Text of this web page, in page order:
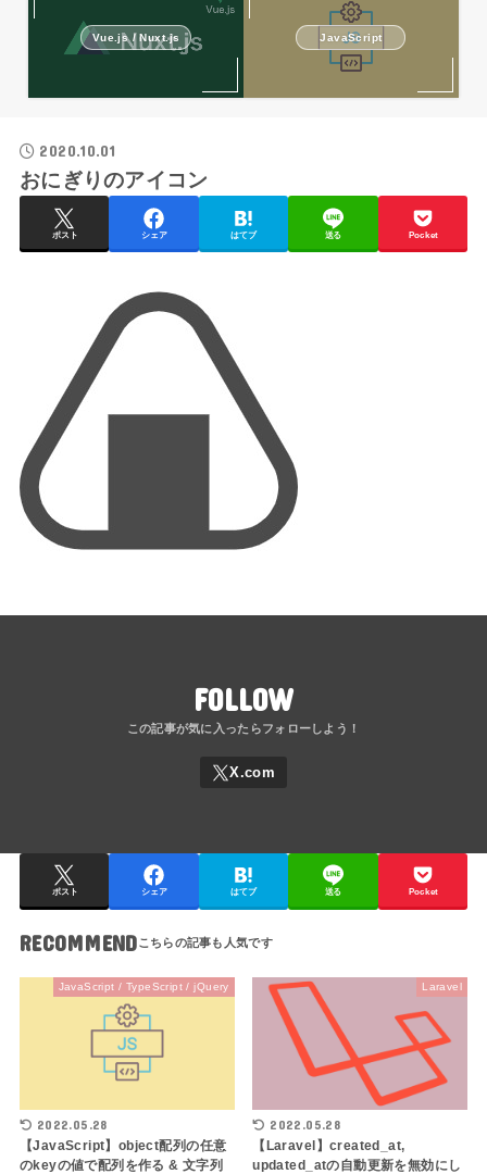
Vue.js / Nuxt.js JavaScript
2020.10.01
おにぎりのアイコン
ポスト シェア はてブ 送る Pocket
FOLLOW
ポスト シェア はてブ 送る Pocket
RECOMMEND
JavaScript / TypeScript / jQuery
2022.05.28
【JavaScript】object配列の任意
のkeyの値で配列を作る & 文字列
Laravel
2022.05.28
【Laravel】created_at,
updated_atの自動更新を無効にし